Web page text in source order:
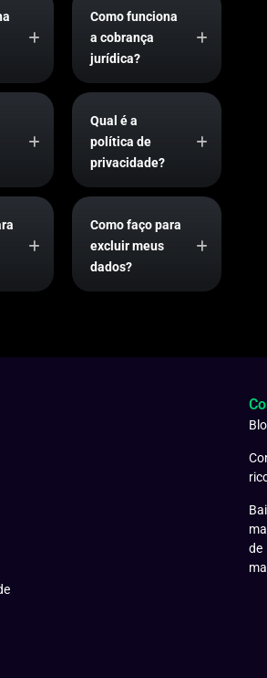
Como funciona
a cobrança
jurídica?
Qual é a
política de
privacidade?
Como faço para
excluir meus
dados?
de